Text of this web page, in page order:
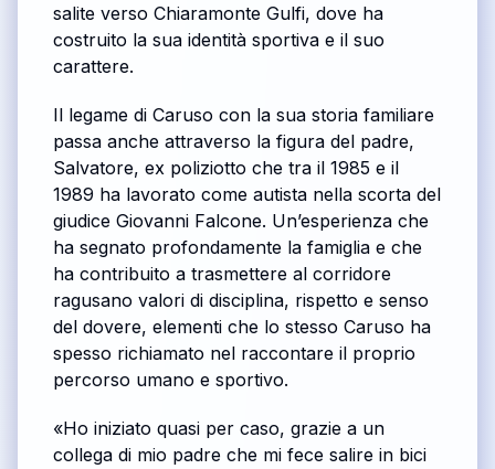
salite verso Chiaramonte Gulfi, dove ha
costruito la sua identità sportiva e il suo
carattere.
Il legame di Caruso con la sua storia familiare
passa anche attraverso la figura del padre,
Salvatore, ex poliziotto che tra il 1985 e il
1989 ha lavorato come autista nella scorta del
giudice Giovanni Falcone. Un’esperienza che
ha segnato profondamente la famiglia e che
ha contribuito a trasmettere al corridore
ragusano valori di disciplina, rispetto e senso
del dovere, elementi che lo stesso Caruso ha
spesso richiamato nel raccontare il proprio
percorso umano e sportivo.
«Ho iniziato quasi per caso, grazie a un
collega di mio padre che mi fece salire in bici